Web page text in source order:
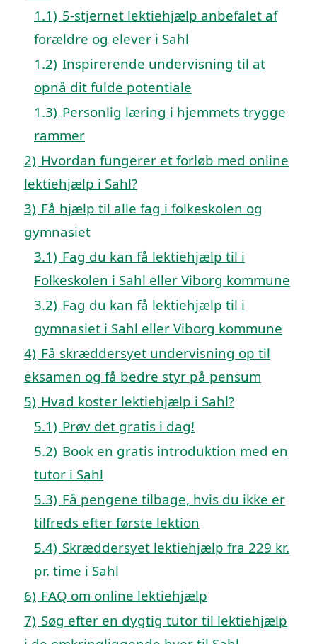
1.1) 5-stjernet lektiehjælp anbefalet af
forældre og elever i Sahl
1.2) Inspirerende undervisning til at
opnå dit fulde potentiale
1.3) Personlig læring i hjemmets trygge
rammer
2) Hvordan fungerer et forløb med online
lektiehjælp i Sahl?
3) Få hjælp til alle fag i folkeskolen og
gymnasiet
3.1) Fag du kan få lektiehjælp til i
Folkeskolen i Sahl eller Viborg kommune
3.2) Fag du kan få lektiehjælp til i
gymnasiet i Sahl eller Viborg kommune
4) Få skræddersyet undervisning op til
eksamen og få bedre styr på pensum
5) Hvad koster lektiehjælp i Sahl?
5.1) Prøv det gratis i dag!
5.2) Book en gratis introduktion med en
tutor i Sahl
5.3) Få pengene tilbage, hvis du ikke er
tilfreds efter første lektion
5.4) Skræddersyet lektiehjælp fra 229 kr.
pr. time i Sahl
6) FAQ om online lektiehjælp
7) Søg efter en dygtig tutor til lektiehjælp